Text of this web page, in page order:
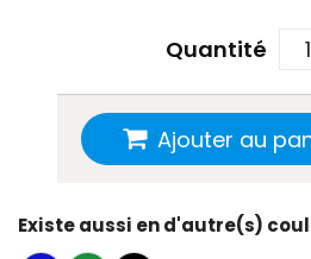
Quantité
Ajouter au
Existe aussi en d'autre(s)